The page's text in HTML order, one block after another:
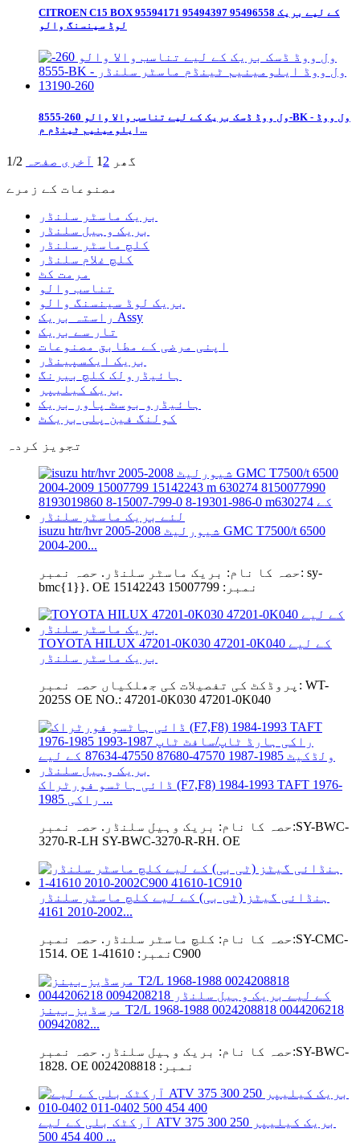
CITROEN C15 BOX 95594171 95494397 95496558​ کے لیے بریک
لوڈ سینسنگ والو
ول ووڈ ڈسک بریک کے لیے تناسب والا والو 260-8555-BK - ول ووڈ
ایلومینیم ٹینڈم م...
گھر 1 2 آخری صفحہ
1/2
مصنوعات کے زمرے
بریک ماسٹر سلنڈر
بریک وہیل سلنڈر
کلچ ماسٹر سلنڈر
کلچ غلام سلنڈر
مرمت کٹ
تناسب والو
بریک لوڈ سینسنگ والو
راستہ بریک Assy
تار سے بریک
اپنی مرضی کے مطابق مصنوعات
بریک ایکسپینڈر
ہائیڈرولک کلچ بیرنگ
بریک کیلیپر
ہائیڈرو بوسٹ پاور بریک
کولنگ فین پلی بریکٹ
تجویز کردہ
isuzu htr/hvr 2005-2008 شیورلیٹ GMC T7500/t 6500
2004-200...
حصہ کا نام: بریک ماسٹر سلنڈر. حصہ نمبر: sy-
bmc{1}}. OE نمبر: 15007799 15142243
TOYOTA HILUX 47201-0K030 47201-0K040 کے لیے
بریک ماسٹر سلنڈر
پروڈکٹ کی تفصیلات کی جھلکیاں حصہ نمبر: WT-
2025S OE NO.: 47201-0K030 47201-0K040
ڈائی ہاٹسو فورٹراک (F7,F8) 1984-1993 TAFT 1976-
1985 راکی ...
حصہ کا نام: بریک وہیل سلنڈر. حصہ نمبر:SY-BWC-
3270-R-LH SY-BWC-3270-R-RH. OE
ہنڈائی گیٹز (ٹی بی) کے لیے کلچ ماسٹر سلنڈر
2002-2010 4161...
حصہ کا نام: کلچ ماسٹر سلنڈر. حصہ نمبر:SY-CMC-
1514. OE نمبر: 41610-1C900
مرسڈیز بینز T2/L 1968-1988 0024208818 0044206218
00942082...
حصہ کا نام: بریک وہیل سلنڈر. حصہ نمبر:SY-BWC-
1828. OE نمبر: 0024208818
آرکٹک بلی کے لیے ATV بریک کیلیپر 250 300 375
400 454 500 ...